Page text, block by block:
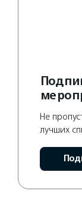
Не
лучших